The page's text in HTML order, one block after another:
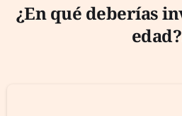
¿En qué deberías